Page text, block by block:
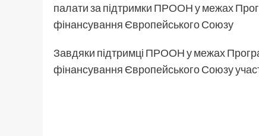
палати за підтримки ПРООН у межах
фінансування Європейського Союзу
Завдяки підтримці ПРООН у межах
фінансування Європейського Союзу